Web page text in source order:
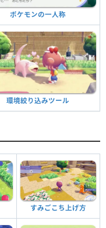
ポケモンの一人称
環境絞り込みツール
すみごこち上げ方